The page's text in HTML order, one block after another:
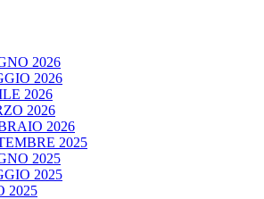
2026
2026
2026
2026
2026
2025
2025
2025
2025